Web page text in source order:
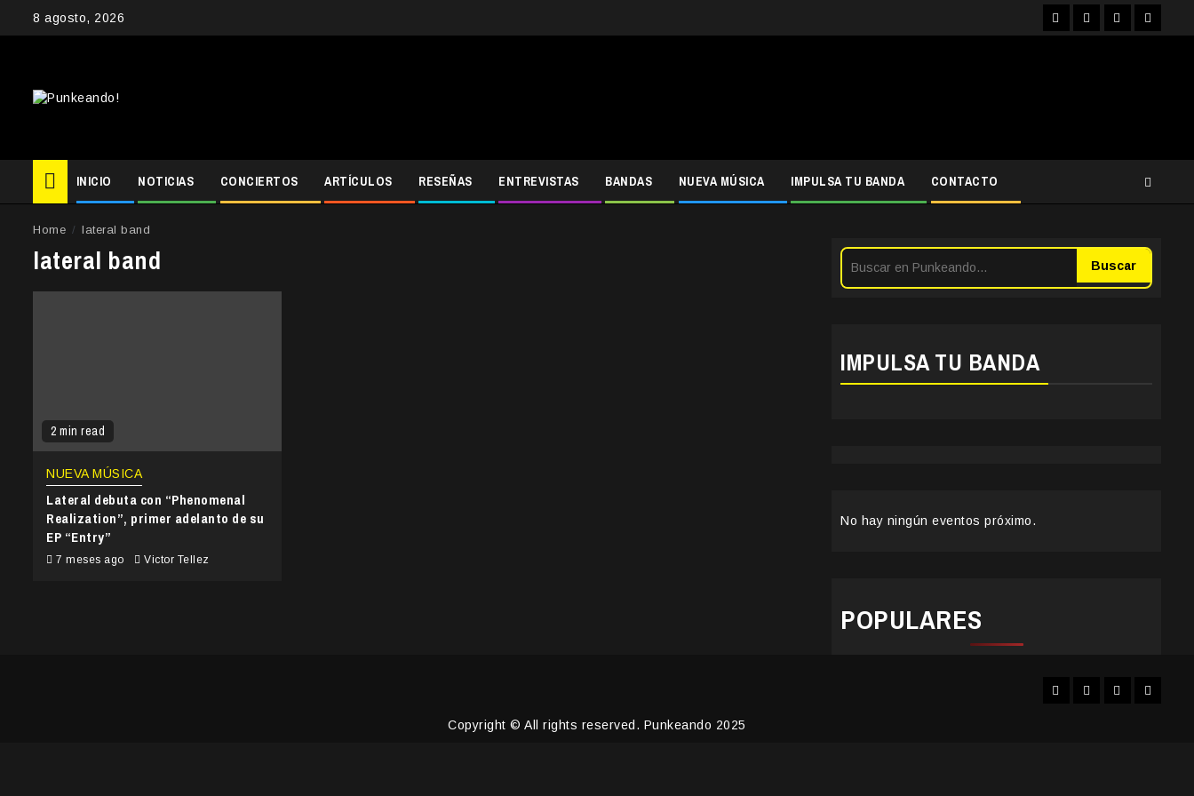
8 agosto, 2026 FacebookInstagram
YouTubeTwitter
INICIO NOTICIAS CONCIERTOS ARTÍCULOS RESEÑAS ENTREVISTAS BANDAS NUEVA MÚSICA IMPULSA TU BANDA CONTACTO
Home lateral band
lateral band
2 min read
NUEVA MÚSICA
Lateral debuta con “Phenomenal
Realization”, primer adelanto de su
EP “Entry”
7 meses ago Victor Tellez
Buscar
IMPULSA TU BANDA
No hay ningún eventos próximo.
POPULARES
FacebookInstagram
YouTubeTwitter
Copyright © All rights reserved. Punkeando 2025